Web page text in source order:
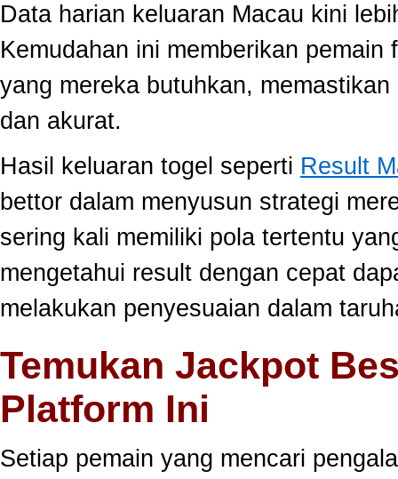
Data harian keluaran Macau kini
Kemudahan ini memberikan
yang mereka butuhkan,
dan akurat.
Hasil keluaran togel seperti Result
bettor dalam menyusun strategi
sering kali memiliki pola tertentu
mengetahui result dengan cepat
melakukan penyesuaian dalam
Temukan Jackpot
Platform Ini
Setiap pemain yang mencari